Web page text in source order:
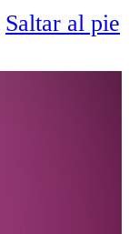
Saltar al pie